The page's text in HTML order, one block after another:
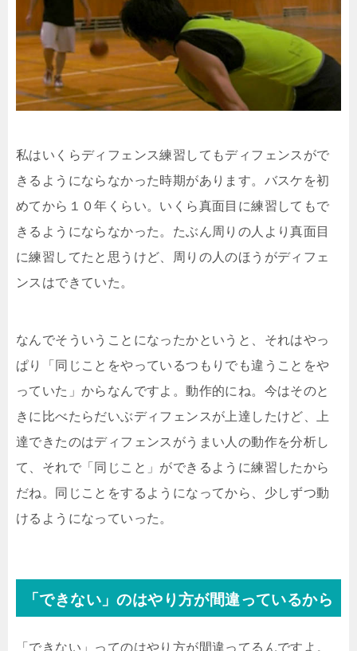
私はいくらディフェンス練習してもディフェンスがで
きるようにならなかった時期があります。バスケを初
めてから１０年くらい。いくら真面目に練習してもで
きるようにならなかった。たぶん周りの人より真面目
に練習してたと思うけど、周りの人のほうがディフェ
ンスはできていた。
なんでそういうことになったかというと、それはやっ
ぱり「同じことをやっているつもりでも違うことをや
っていた」からなんですよ。動作的にね。今はそのと
きに比べたらだいぶディフェンスが上達したけど、上
達できたのはディフェンスがうまい人の動作を分析し
て、それで「同じこと」ができるように練習したから
だね。同じことをするようになってから、少しずつ動
けるようになっていった。
「できない」のはやり方が間違っているから
「できない」ってのはやり方が間違ってるんですよ。